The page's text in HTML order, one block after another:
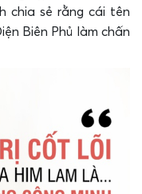
chia sẻ rằng cái tên
Biên Phủ làm chấn